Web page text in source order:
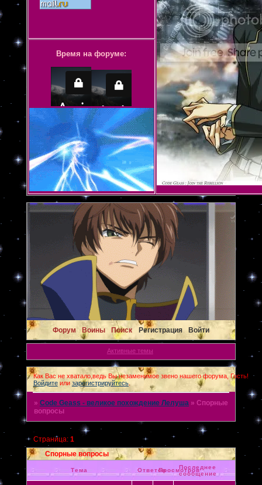
Время на форуме:
Форум Воины Поиск Регистрация Войти
Активные темы
Как Вас не хватало,ведь Вы незаменимое звено нашего форума, Гость!
Войдитеили зарегистрируйтесь.
» Code Geass - великое похождение Лелуша » Спорные
вопросы
Спорные вопросы
Страница: 1
Тема ОтветовПросмотров
Последнее
сообщение